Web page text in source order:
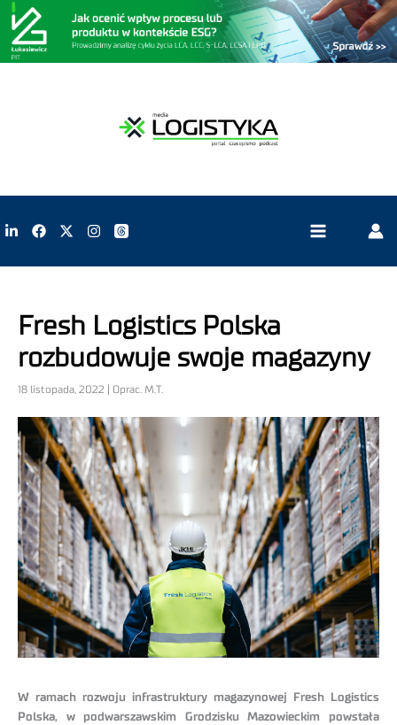
Fresh Logistics Polska
rozbudowuje swoje magazyny
18 listopada, 2022 | Oprac. M.T.
W ramach rozwoju infrastruktury magazynowej Fresh Logistics
Polska, w podwarszawskim Grodzisku Mazowieckim powstała